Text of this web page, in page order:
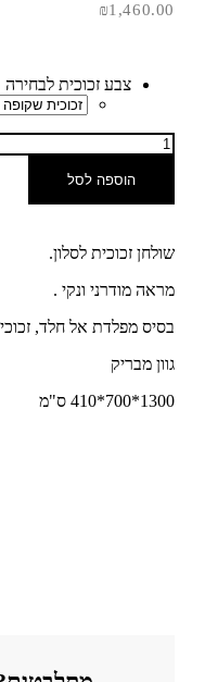
₪1,460.00
צבע זכוכית לבחירה
הוספה לסל
שולחן זכוכית לסלון.
מראה מודרני ונקי .
בסיס מפלדת אל חלד,
גוון מבריק
1300*700*410 ס"מ